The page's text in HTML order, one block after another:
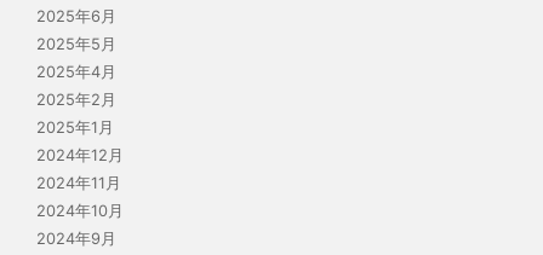
2025年6月
2025年5月
2025年4月
2025年2月
2025年1月
2024年12月
2024年11月
2024年10月
2024年9月